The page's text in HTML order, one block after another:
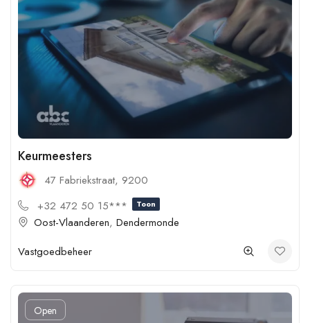
Keurmeesters
47 Fabriekstraat, 9200
+32 472 50 15***
Toon
Oost-Vlaanderen, Dendermonde
Vastgoedbeheer
Open